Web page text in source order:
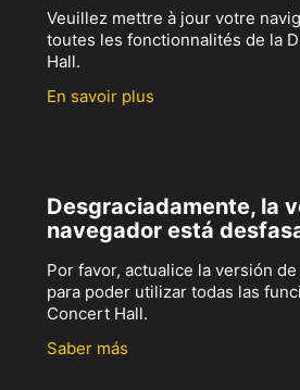
Veuillez mettre à jour votre
toutes les fonctionnalités de la
Hall.
En savoir plus
Desgraciadamente, la
navegador está
Por favor, actualice la versión
para poder utilizar todas las
Concert Hall.
Saber más